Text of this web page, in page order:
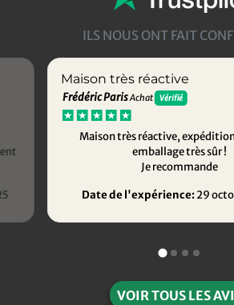
ILS NOUS ONT FAIT
Maison très réactive
Frédéric ParisAchat Vérifié
Maison très réactive,
emballage très sûr !
Je recommande
Date de l'expérience:29
VOIR TOUS LES